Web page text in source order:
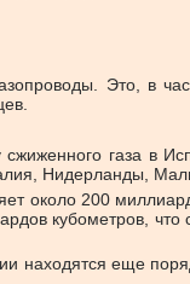
Это, в
газа в
Нидерланды,
200
кубометров, что
еще